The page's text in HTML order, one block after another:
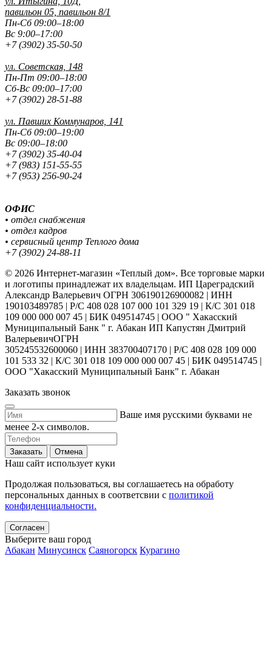
павильон 05, павильон 8/1
Пн-Сб 09:00–18:00
Вс 9:00–17:00
+7 (3902) 35-50-50
ул. Советская, 148
Пн-Пт 09:00–18:00
Сб-Вс 09:00–17:00
+7 (3902) 28-51-88
ул. Павших Коммунаров, 141
Пн-Сб 09:00–19:00
Вс 09:00–18:00
+7 (3902) 35-40-04
+7 (983) 151-55-55
+7 (953) 256-90-24
ОФИС
• отдел снабжения
• отдел кадров
• сервисный центр Теплого дома
+7 (3902) 24-88-11
© 2026 Интернет-магазин «Теплый дом». Все торговые марки
и логотипы принадлежат их владельцам. ИП Цареградский
Александр Валерьевич ОГРН 306190126900082 | ИНН
190103489785 | Р/С 408 028 107 000 101 329 19 | К/С 301 018
109 000 000 007 45 | БИК 049514745 | ООО " Хакасский
Муниципальный Банк " г. Абакан ИП Капустян Дмитрий
ВалерьевичОГРН
305245532600060 | ИНН 383700407170 | Р/С 408 028 109 000
101 533 32 | К/С 301 018 109 000 000 007 45 | БИК 049514745 |
ООО "Хакасский Муниципальный Банк" г. Абакан
Заказать звонок
Ваше имя русскими буквами не
менее 2-х символов.
Заказать Отмена
Наш сайт использует куки
Продолжая пользоваться, вы соглашаетесь на обработу
персональных данных в соответсвии с политикой
конфиденциальности.
Согласен
Выберите ваш город
Абакан Минусинск Саяногорск Курагино